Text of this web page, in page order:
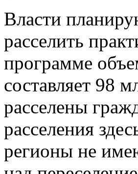
Власти
расселить
программе
составляет 98
расселены
расселения
регионы не